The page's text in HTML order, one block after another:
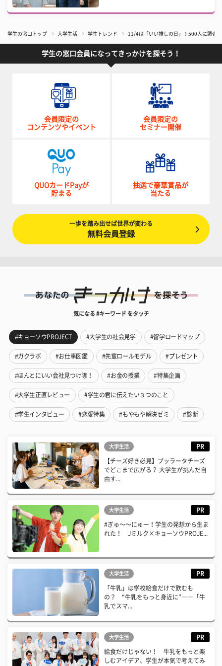
学生の窓口トップ 大学生活 学生トレンド 11/4は「いい推しの日」！500人に調査
学生の窓口会員になってきっかけを探そう！
会員限定の
コンテンツやイベント
会員限定の
セミナー開催
QUOカードPayが
貯まる
抽選で豪華賞品が
当たる
一歩を踏み出せば世界が変わる
無料会員登録
気になる #キーワード をタッチ
#キョーソウPROJECT #大学生の社会見学 #留学ロードマップ
#ガクラボ #お仕事図鑑 #先輩ロールモデル #プレゼント
#ほんとにいい会社見つけ隊！ #お金の授業 #特集企画
#大学生正直レビュー #学生の君に伝えたい３つのこと
#学生インタビュー #恋愛特集 #もやもや解決ゼミ #診断
大学生活 PR
【チーズ好き必見】ブッラータチーズ
でどこまで広がる？ 大学生が挑んだ自
由す...
大学生活 PR
#ぎゅ〜〜にゅー！学生の発想から生ま
れた！ Jミルク×キョーソウPROJE...
大学生活 PR
「牛乳」は学校給食だけで飲むも
の？ “牛乳をもっと身近に”――「牛
乳でスマ...
大学生活 PR
給食だけじゃない！ 牛乳をもっと楽
しむアイデア、学生が本気で考えてみ